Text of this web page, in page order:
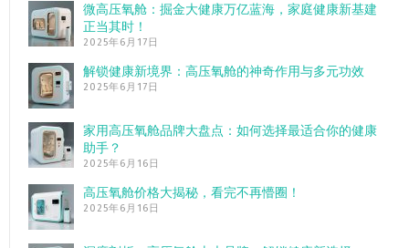
微高压氧舱：掘金大健康万亿蓝海，家庭健康新基建
正当其时！
2025年6月17日
解锁健康新境界：高压氧舱的神奇作用与多元功效
2025年6月17日
家用高压氧舱品牌大盘点：如何选择最适合你的健康
助手？
2025年6月16日
高压氧舱价格大揭秘，看完不再懵圈！
2025年6月16日